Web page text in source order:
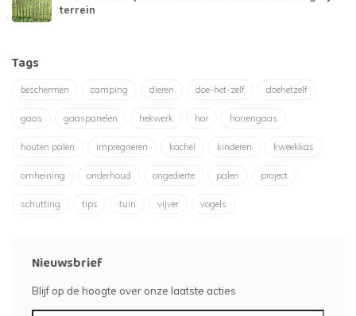
terrein
Tags
beschermen camping dieren doe-het-zelf doehetzelf
gaas gaaspanelen hekwerk hor horrengaas
houten palen impregneren kachel kinderen kweekkas
omheining onderhoud ongedierte palen project
schutting tips tuin vijver vogels
Nieuwsbrief
Blijf op de hoogte over onze laatste acties